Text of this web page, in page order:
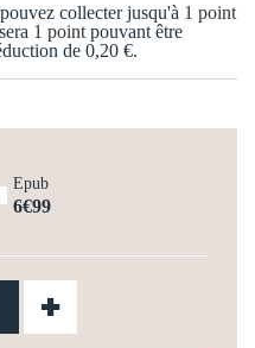
collecter jusqu'à 1 point
1 point pouvant être
de 0,20 €.
Epub
6€99
+